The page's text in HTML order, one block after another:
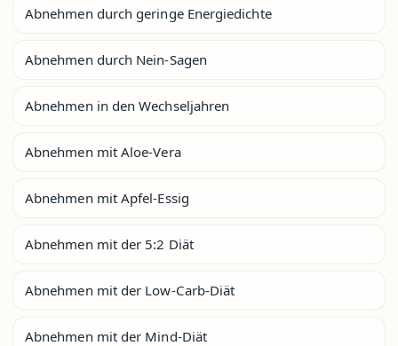
Abnehmen durch geringe Energiedichte
Abnehmen durch Nein-Sagen
Abnehmen in den Wechseljahren
Abnehmen mit Aloe-Vera
Abnehmen mit Apfel-Essig
Abnehmen mit der 5:2 Diät
Abnehmen mit der Low-Carb-Diät
Abnehmen mit der Mind-Diät